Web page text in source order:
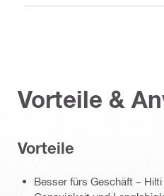
Vorteile &
Vorteile
Besser fürs Geschäft –